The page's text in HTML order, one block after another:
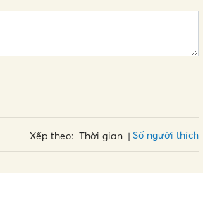
Xếp theo: Thời gian Số người thích